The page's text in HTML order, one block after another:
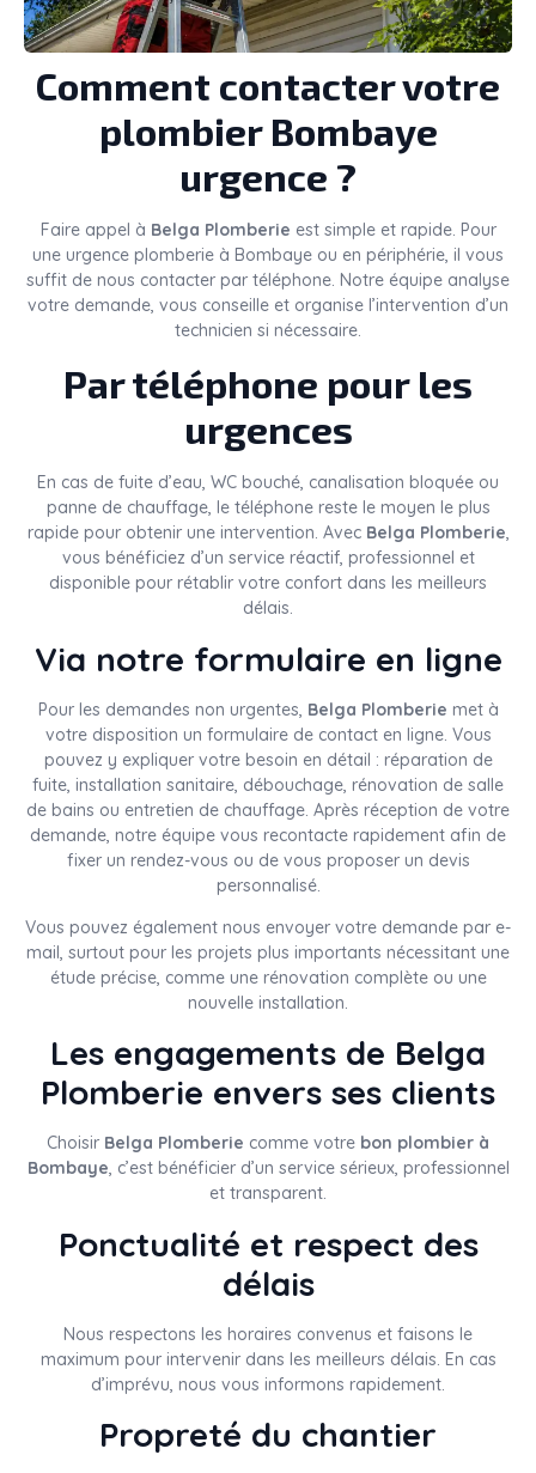
Comment contacter votre
plombier Bombaye
urgence ?
Faire appel à Belga Plomberie est simple et rapide. Pour
une urgence plomberie à Bombaye ou en périphérie, il vous
suffit de nous contacter par téléphone. Notre équipe analyse
votre demande, vous conseille et organise l’intervention d’un
technicien si nécessaire.
Par téléphone pour les
urgences
En cas de fuite d’eau, WC bouché, canalisation bloquée ou
panne de chauffage, le téléphone reste le moyen le plus
rapide pour obtenir une intervention. Avec Belga Plomberie,
vous bénéficiez d’un service réactif, professionnel et
disponible pour rétablir votre confort dans les meilleurs
délais.
Via notre formulaire en ligne
Pour les demandes non urgentes, Belga Plomberie met à
votre disposition un formulaire de contact en ligne. Vous
pouvez y expliquer votre besoin en détail : réparation de
fuite, installation sanitaire, débouchage, rénovation de salle
de bains ou entretien de chauffage. Après réception de votre
demande, notre équipe vous recontacte rapidement afin de
fixer un rendez-vous ou de vous proposer un devis
personnalisé.
Vous pouvez également nous envoyer votre demande par e-
mail, surtout pour les projets plus importants nécessitant une
étude précise, comme une rénovation complète ou une
nouvelle installation.
Les engagements de Belga
Plomberie envers ses clients
Choisir Belga Plomberie comme votre bon plombier à
Bombaye, c’est bénéficier d’un service sérieux, professionnel
et transparent.
Ponctualité et respect des
délais
Nous respectons les horaires convenus et faisons le
maximum pour intervenir dans les meilleurs délais. En cas
d’imprévu, nous vous informons rapidement.
Propreté du chantier